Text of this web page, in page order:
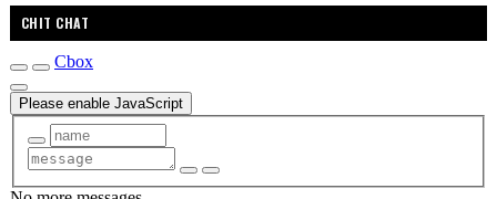
CHIT CHAT